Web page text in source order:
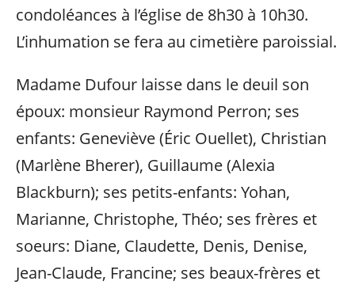
condoléances à l’église de 8h30 à 10h30.
L’inhumation se fera au cimetière paroissial.
Madame Dufour laisse dans le deuil son
époux: monsieur Raymond Perron; ses
enfants: Geneviève (Éric Ouellet), Christian
(Marlène Bherer), Guillaume (Alexia
Blackburn); ses petits-enfants: Yohan,
Marianne, Christophe, Théo; ses frères et
soeurs: Diane, Claudette, Denis, Denise,
Jean-Claude, Francine; ses beaux-frères et